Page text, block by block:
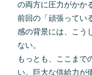
の両方に圧力がかか
前回の「頑張ってい
感の背景には、こう
ない。
もっとも、ここまで
い。巨大な供給力が